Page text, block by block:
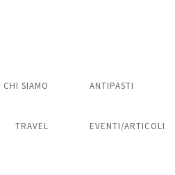
CHI SIAMO ANTIPASTI
TRAVEL EVENTI/ARTICOLI